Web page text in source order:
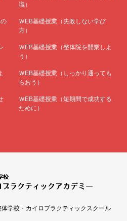
識）
ＷEB基礎授業（失敗しない学び
方）
ＷEB基礎授業（整体院を開業しよ
う）
ＷEB基礎授業（しっかり通っても
らおう）
ＷEB基礎授業（短期間で成功する
ために）
学校・カイロプラクティックスクール